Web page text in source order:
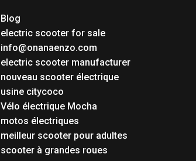
Blog
electric scooter for sale
info@onanaenzo.com
electric scooter manufacturer
nouveau scooter électrique
usine citycoco
Vélo électrique Mocha
motos électriques
meilleur scooter pour adultes
scooter à grandes roues